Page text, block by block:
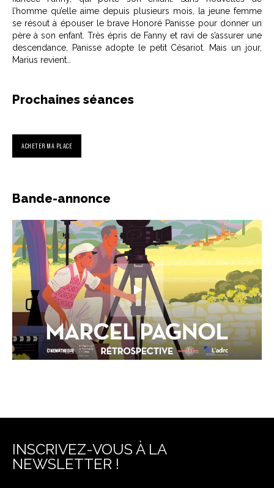
l’homme qu’elle aime depuis plusieurs mois, la jeune femme
se résout à épouser le brave Honoré Panisse pour donner un
père à son enfant. Très épris de Fanny et ravi de s’assurer une
descendance, Panisse adopte le petit Césariot. Mais un jour,
Marius revient…
Prochaines séances
ACHETER MA PLACE
Bande-annonce
INSCRIVEZ-VOUS À LA
NEWSLETTER !